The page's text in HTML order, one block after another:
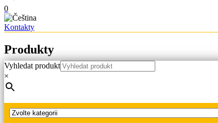
0
Kontakty
Produkty
Hlavní strana
Vyhledat produkt
×